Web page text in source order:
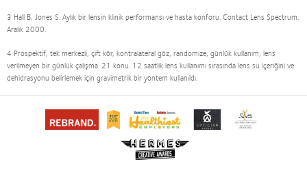
3 Hall B, Jones S. Aylık bir lensin klinik performansı ve hasta konforu. Contact Lens Spectrum.
Aralık 2000.
4 Prospektif, tek merkezli, çift kör, kontralateral göz, randomize, günlük kullanım, lens
verilmeyen bir günlük çalışma. 21 konu. 12 saatlik lens kullanımı sırasında lens su içeriğini ve
dehidrasyonu belirlemek için gravimetrik bir yöntem kullanıldı.